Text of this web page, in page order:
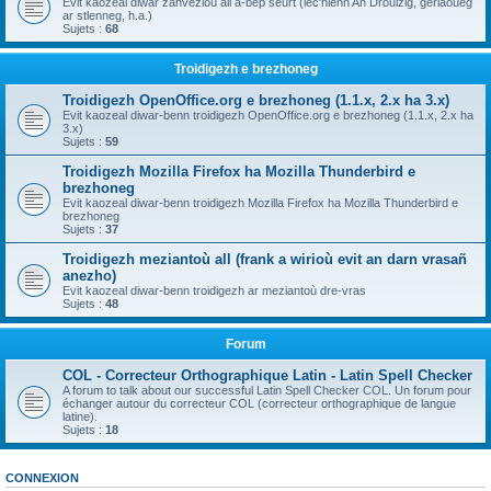
ar stlenneg, h.a.)
Sujets : 68
Troidigezh e brezhoneg
Troidigezh OpenOffice.org e brezhoneg (1.1.x, 2.x ha 3.x)
Evit kaozeal diwar-benn troidigezh OpenOffice.org e brezhoneg (1.1.x, 2.x ha
3.x)
Sujets : 59
Troidigezh Mozilla Firefox ha Mozilla Thunderbird e
brezhoneg
Evit kaozeal diwar-benn troidigezh Mozilla Firefox ha Mozilla Thunderbird e
brezhoneg
Sujets : 37
Troidigezh meziantoù all (frank a wirioù evit an darn vrasañ
anezho)
Evit kaozeal diwar-benn troidigezh ar meziantoù dre-vras
Sujets : 48
Forum
COL - Correcteur Orthographique Latin - Latin Spell Checker
A forum to talk about our successful Latin Spell Checker COL. Un forum pour
échanger autour du correcteur COL (correcteur orthographique de langue
latine).
Sujets : 18
CONNEXION